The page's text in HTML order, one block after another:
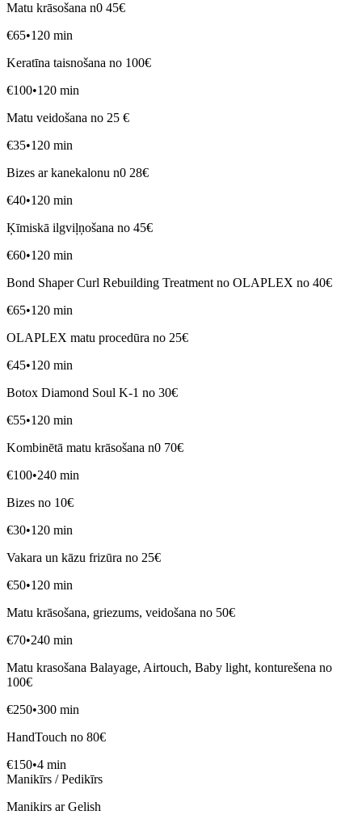
Matu krāsošana n0 45€
€65•120 min
Keratīna taisnošana no 100€
€100•120 min
Matu veidošana no 25 €
€35•120 min
Bizes ar kanekalonu n0 28€
€40•120 min
Ķīmiskā ilgviļņošana no 45€
€60•120 min
Bond Shaper Curl Rebuilding Treatment no OLAPLEX no 40€
€65•120 min
OLAPLEX matu procedūra no 25€
€45•120 min
Botox Diamond Soul K-1 no 30€
€55•120 min
Kombinētā matu krāsošana n0 70€
€100•240 min
Bizes no 10€
€30•120 min
Vakara un kāzu frizūra no 25€
€50•120 min
Matu krāsošana, griezums, veidošana no 50€
€70•240 min
Matu krasošana Balayage, Airtouch, Baby light, konturešena no
100€
€250•300 min
HandTouch no 80€
€150•4 min
Manikīrs / Pedikīrs
Manikirs ar Gelish